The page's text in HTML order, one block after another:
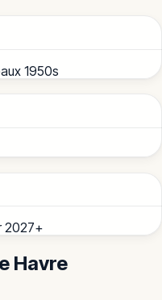
1950s
2027+
Havre